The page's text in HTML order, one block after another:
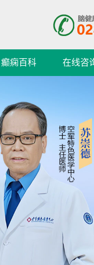
癫痫百科 在线咨